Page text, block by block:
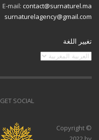
E-mail: contact@surnaturel.ma
surnaturelagency@gmail.com
تغيير اللغة
تغيير
GET SOCIAL
© Copyright